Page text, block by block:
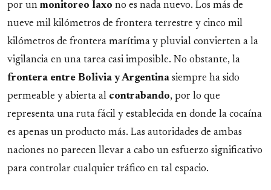
por un monitoreo laxo no es nada nuevo. Los más de
nueve mil kilómetros de frontera terrestre y cinco mil
kilómetros de frontera marítima y pluvial convierten a la
vigilancia en una tarea casi imposible. No obstante, la
frontera entre Bolivia y Argentina siempre ha sido
permeable y abierta al contrabando, por lo que
representa una ruta fácil y establecida en donde la cocaína
es apenas un producto más. Las autoridades de ambas
naciones no parecen llevar a cabo un esfuerzo significativo
para controlar cualquier tráfico en tal espacio.